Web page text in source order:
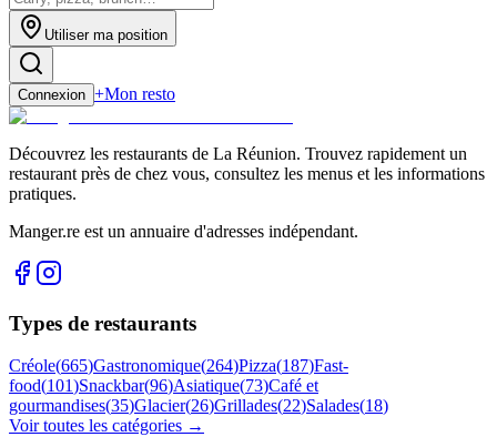
Utiliser ma position
Connexion +Mon resto
Découvrez les restaurants de La Réunion. Trouvez rapidement un
restaurant près de chez vous, consultez les menus et les informations
pratiques.
Manger.re est un annuaire d'adresses indépendant.
Types de restaurants
Créole(665)Gastronomique(264)Pizza(187)Fast-
food(101)Snackbar(96)Asiatique(73)Café et
gourmandises(35)Glacier(26)Grillades(22)Salades(18)
Voir toutes les catégories →